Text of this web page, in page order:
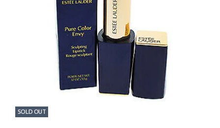
SOLD OUT